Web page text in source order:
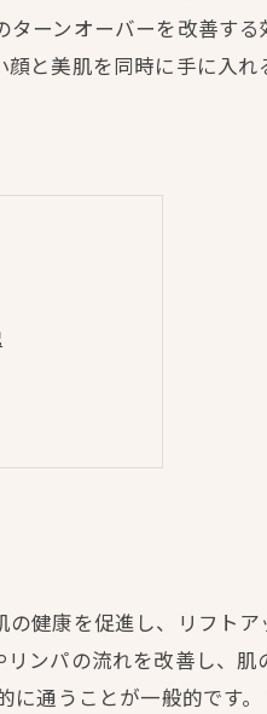
ーンオーバーを改善す
と美肌を同時に手に入
ント
体験
健康を促進し、リフト
ンパの流れを改善し、
通うことが一般的です